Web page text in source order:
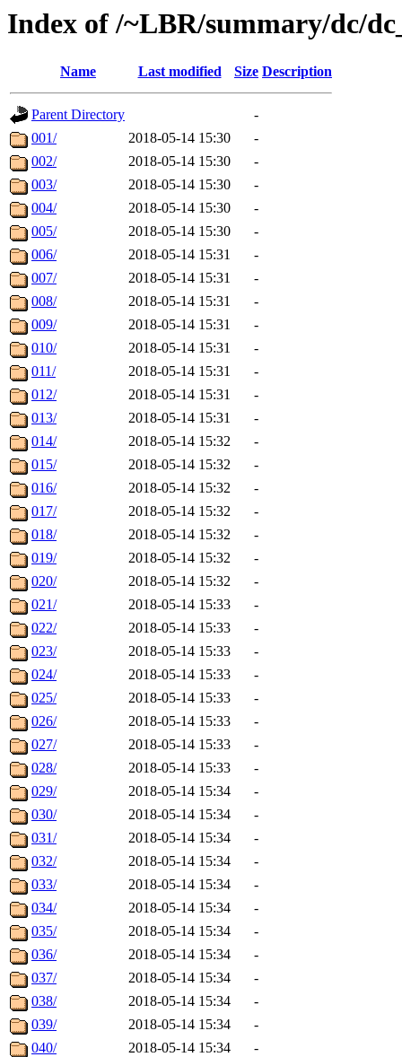
Index of /~LBR/summary/dc/
Name Last modified Size Description
Parent Directory
-
001/
2018-05-14 15:30
-
002/
2018-05-14 15:30
-
003/
2018-05-14 15:30
-
004/
2018-05-14 15:30
-
005/
2018-05-14 15:30
-
006/
2018-05-14 15:31
-
007/
2018-05-14 15:31
-
008/
2018-05-14 15:31
-
009/
2018-05-14 15:31
-
010/
2018-05-14 15:31
-
011/
2018-05-14 15:31
-
012/
2018-05-14 15:31
-
013/
2018-05-14 15:31
-
014/
2018-05-14 15:32
-
015/
2018-05-14 15:32
-
016/
2018-05-14 15:32
-
017/
2018-05-14 15:32
-
018/
2018-05-14 15:32
-
019/
2018-05-14 15:32
-
020/
2018-05-14 15:32
-
021/
2018-05-14 15:33
-
022/
2018-05-14 15:33
-
023/
2018-05-14 15:33
-
024/
2018-05-14 15:33
-
025/
2018-05-14 15:33
-
026/
2018-05-14 15:33
-
027/
2018-05-14 15:33
-
028/
2018-05-14 15:33
-
029/
2018-05-14 15:34
-
030/
2018-05-14 15:34
-
031/
2018-05-14 15:34
-
032/
2018-05-14 15:34
-
033/
2018-05-14 15:34
-
034/
2018-05-14 15:34
-
035/
2018-05-14 15:34
-
036/
2018-05-14 15:34
-
037/
2018-05-14 15:34
-
038/
2018-05-14 15:34
-
039/
2018-05-14 15:34
-
040/
2018-05-14 15:34
-